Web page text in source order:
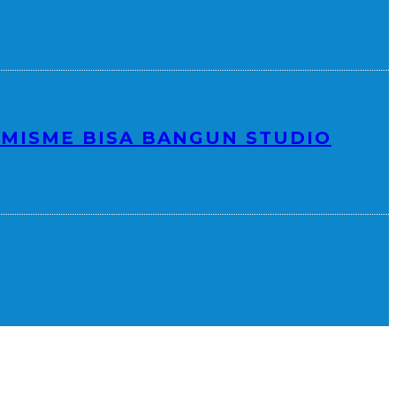
BISA BANGUN STUDIO